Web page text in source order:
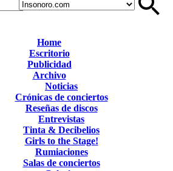
Home
Escritorio
Publicidad
Archivo
Noticias
Crónicas de conciertos
Reseñas de discos
Entrevistas
Tinta & Decibelios
Girls to the Stage!
Rumiaciones
Salas de conciertos